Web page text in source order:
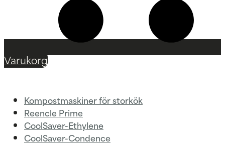
Varukorg
Kompostmaskiner för storkök
Reencle Prime
CoolSaver-Ethylene
CoolSaver-Condence